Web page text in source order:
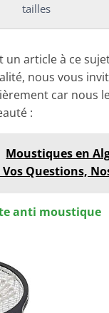
tailles
un article à ce
nous vous
car nous
:
Moustiques en
Questions,
anti moustique